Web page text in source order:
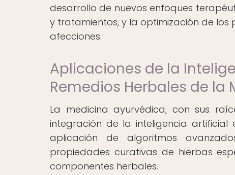
desarrollo de nuevos enfoques
y tratamientos, y la optimización de
afecciones.
Aplicaciones de la
Remedios Herbales de la
La medicina ayurvédica, con sus
integración de la inteligencia artificial
aplicación de algoritmos
propiedades curativas de hierbas
componentes herbales.